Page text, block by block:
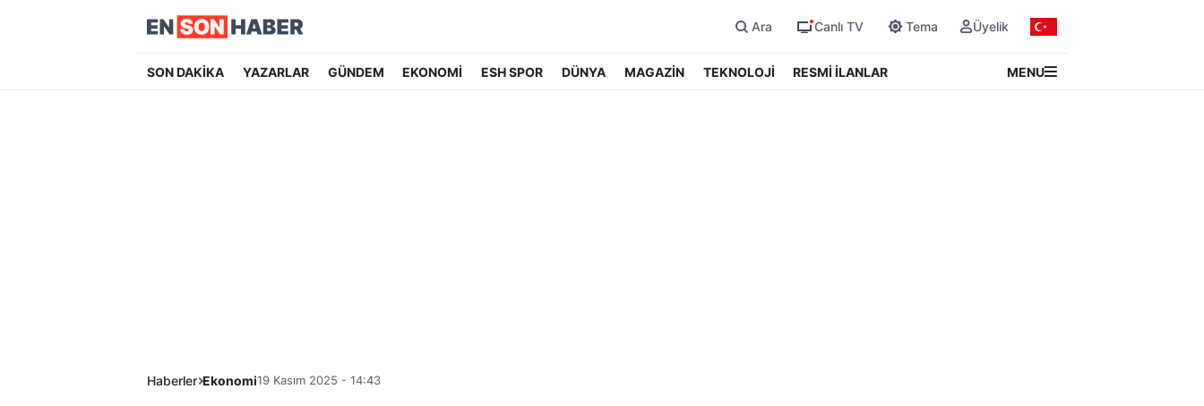
Ara Canlı TV Tema Üyelik
SON DAKİKA YAZARLAR GÜNDEM EKONOMİ ESH SPOR DÜNYA MAGAZİN TEKNOLOJİ RESMİ İLANLAR MENU
Haberler Ekonomi19 Kasım 2025 - 14:43